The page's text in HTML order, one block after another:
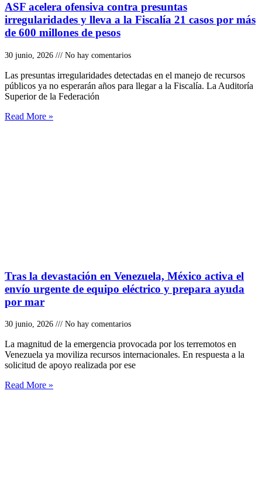
ASF acelera ofensiva contra presuntas
irregularidades y lleva a la Fiscalía 21 casos por más
de 600 millones de pesos
30 junio, 2026 No hay comentarios
Las presuntas irregularidades detectadas en el manejo de recursos
públicos ya no esperarán años para llegar a la Fiscalía. La Auditoría
Superior de la Federación
Read More »
Tras la devastación en Venezuela, México activa el
envío urgente de equipo eléctrico y prepara ayuda
por mar
30 junio, 2026 No hay comentarios
La magnitud de la emergencia provocada por los terremotos en
Venezuela ya moviliza recursos internacionales. En respuesta a la
solicitud de apoyo realizada por ese
Read More »